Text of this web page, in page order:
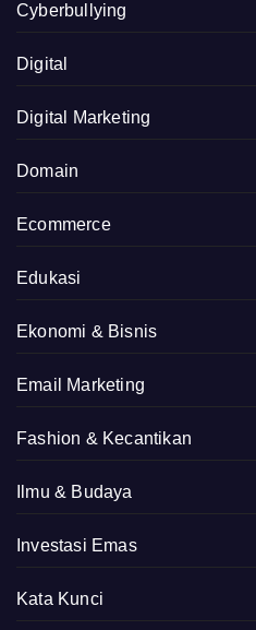
Cyberbullying
Digital
Digital Marketing
Domain
Ecommerce
Edukasi
Ekonomi & Bisnis
Email Marketing
Fashion & Kecantikan
Ilmu & Budaya
Investasi Emas
Kata Kunci